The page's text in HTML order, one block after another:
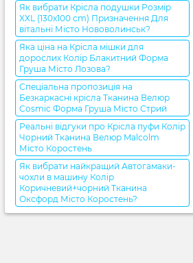
Як вибрати Крісла подушки Розмір
XXL (130x100 cm) Призначення Для
вітальні Місто Нововолинськ?
Яка ціна на Крісла мішки для
дорослих Колір Блакитний Форма
Груша Місто Лозова?
Спеціальна пропозиція на
Безкаркасні крісла Тканина Велюр
Cosmic Форма Груша Місто Стрий
Реальні відгуки про Крісла пуфи Колір
Чорний Тканина Велюр Malcolm
Місто Коростень
Як вибрати найкращий Автогамаки-
чохли в машину Колір
Коричневий+чорний Тканина
Оксфорд Місто Коростень?